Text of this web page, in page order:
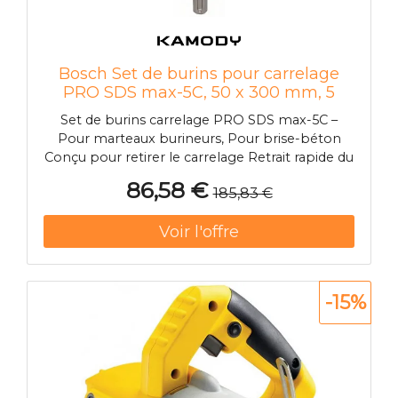
Bosch Set de burins pour carrelage
PRO SDS max-5C, 50 x 300 mm, 5
pieces 2608690100
Set de burins carrelage PRO SDS max-5C –
Pour marteaux burineurs, Pour brise-béton
Conçu pour retirer le carrelage Retrait rapide du
permet d'enlever facilement les carreaux
Retrait rapide du carrelage 1La lame coudée
longue et fine vous permet d'enlever
facilement les carreaux 2Lame auto-affutante
pour des performances durables PRO SDS
max-5C pour le retrait rapide des carreaux
Pouvoir retirer des carreaux sans les casser
facilite grandement le travail des rénovateurs.
Nous avons doté le burin carrelages PRO SDS
max-5C d'une longue lame coudée pour
permettre d'enlever de maniere propre et
86,58 € 185,83 €
-15%